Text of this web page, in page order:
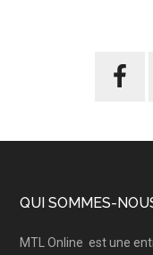
Footer
QUI SOMMES-
MTL Online est une